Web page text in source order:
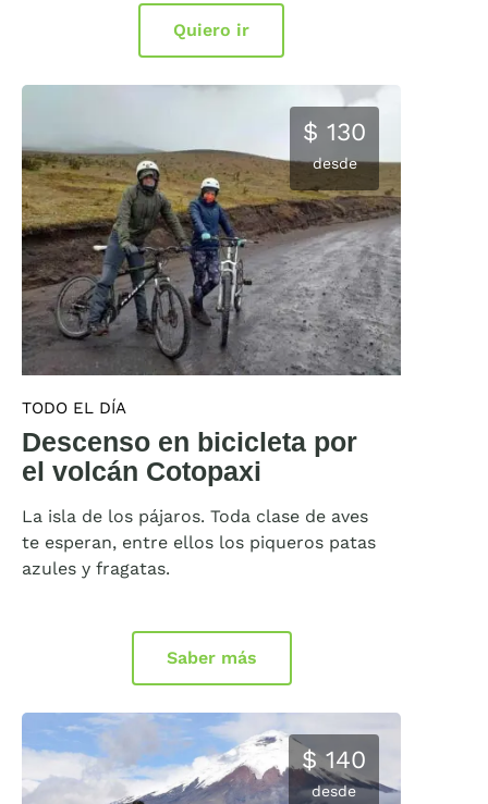
Quiero ir
$ 130
desde
TODO EL DÍA
Descenso en bicicleta por
el volcán Cotopaxi
La isla de los pájaros. Toda clase de aves
te esperan, entre ellos los piqueros patas
azules y fragatas.
Saber más
$ 140
desde